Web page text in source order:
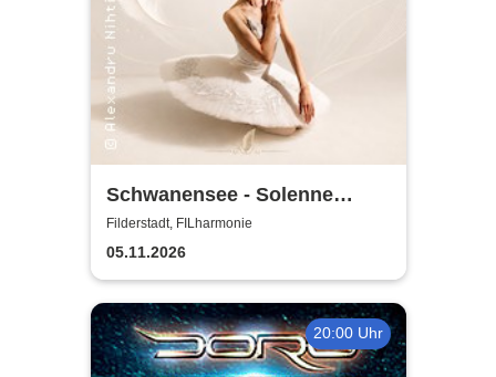
Schwanensee - Solenne
Ballet Classique
Filderstadt, FILharmonie
05.11.2026
20:00 Uhr